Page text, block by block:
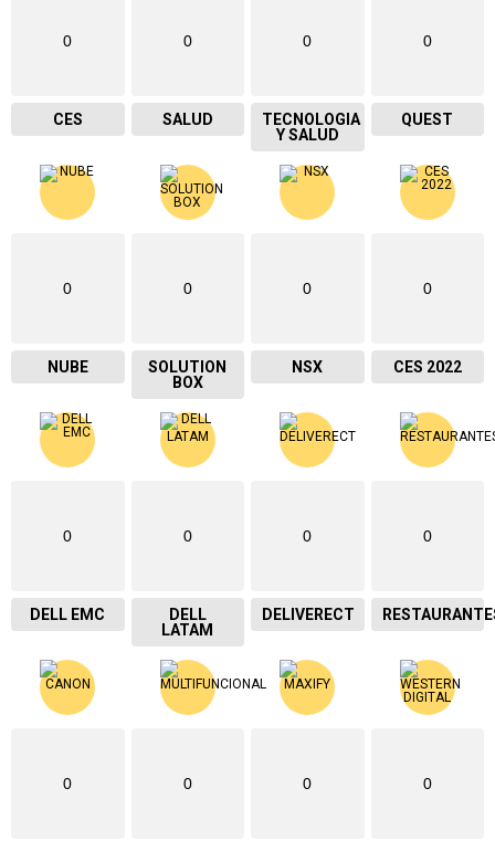
0
CES
0
SALUD
0
TECNOLOGIA
Y SALUD
0
QUEST
0
NUBE
0
SOLUTION
BOX
0
NSX
0
CES 2022
0
DELL EMC
0
DELL
LATAM
0
DELIVERECT
0
0 0 0 0